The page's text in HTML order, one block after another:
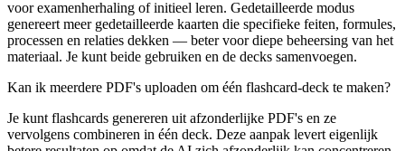
voor examenherhaling of initieel leren. Gedetailleerde modus
genereert meer gedetailleerde kaarten die specifieke feiten, formules,
processen en relaties dekken — beter voor diepe beheersing van het
materiaal. Je kunt beide gebruiken en de decks samenvoegen.
Kan ik meerdere PDF's uploaden om één flashcard-deck te maken?
Je kunt flashcards genereren uit afzonderlijke PDF's en ze
vervolgens combineren in één deck. Deze aanpak levert eigenlijk